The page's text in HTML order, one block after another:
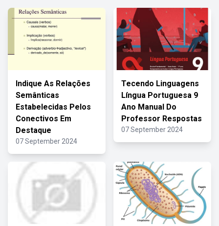
Indique As Relações
Semânticas
Estabelecidas Pelos
Conectivos Em
Destaque
07 September 2024
Tecendo Linguagens
Língua Portuguesa 9
Ano Manual Do
Professor Respostas
07 September 2024